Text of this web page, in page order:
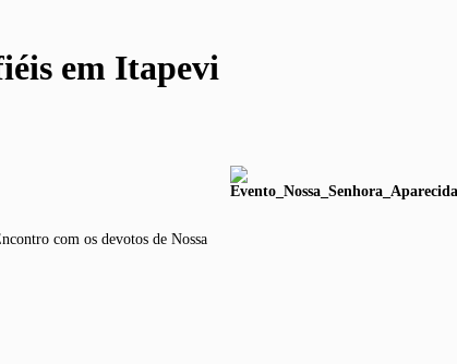
em Itapevi
com os devotos de Nossa